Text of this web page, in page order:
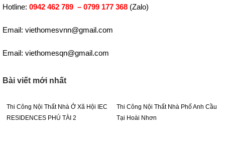
Hotline: 0942 462 789 – 0799 177 368 (Zalo)
Email: viethomesvnn@gmail.com
Email: viethomesqn@gmail.com
Bài viết mới nhất
Thi Công Nội Thất Nhà Ở Xã Hội IEC
RESIDENCES PHÚ TÀI 2
Thi Công Nội Thất Nhà Phố Anh Cầu
Tại Hoài Nhơn